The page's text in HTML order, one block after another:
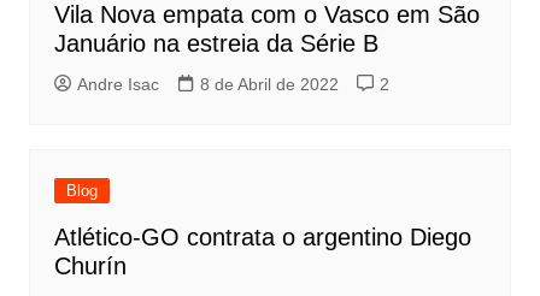
Vila Nova empata com o Vasco em São
Januário na estreia da Série B
Andre Isac 8 de Abril de 2022 2
Blog
Atlético-GO contrata o argentino Diego
Churín